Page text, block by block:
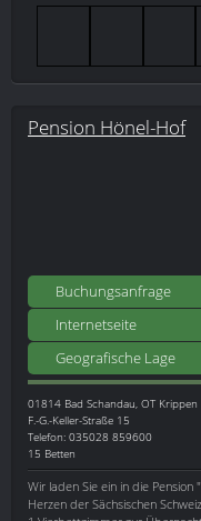
Pension Hönel-Hof
Buchungsanfrage
Internetseite
Geografische Lage
01814 Bad Schandau, OT Krippen
F.-G.-Keller-Straße 15
Telefon: 035028 859600
15 Betten
Wir laden Sie ein in die
Herzen der Sächsischen